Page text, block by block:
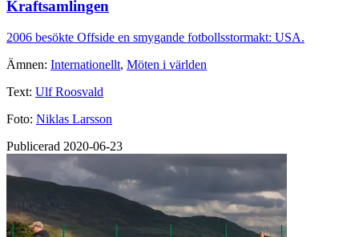
Kraftsamlingen
2006 besökte Offside en smygande fotbollsstormakt: USA.
Ämnen: Internationellt, Möten i världen
Text: Ulf Roosvald
Foto: Niklas Larsson
Publicerad 2020-06-23